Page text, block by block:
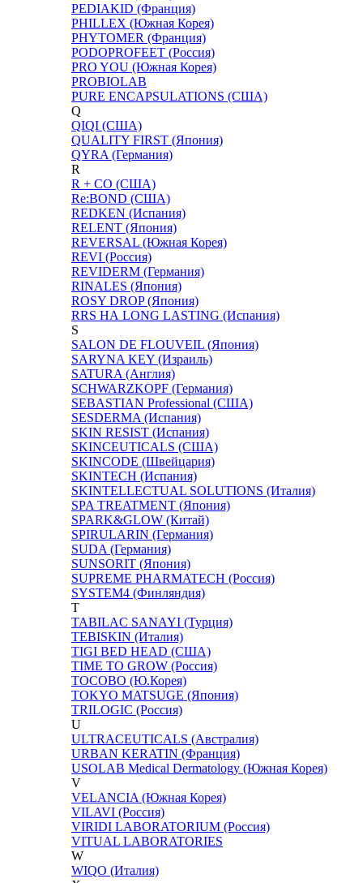
PEDIAKID (Франция)
PHILLEX (Южная Корея)
PHYTOMER (Франция)
PODOPROFEET (Россия)
PRO YOU (Южная Корея)
PROBIOLAB
PURE ENCAPSULATIONS (США)
Q
QIQI (США)
QUALITY FIRST (Япония)
QYRA (Германия)
R
R + CO (США)
Re:BOND (США)
REDKEN (Испания)
RELENT (Япония)
REVERSAL (Южная Корея)
REVI (Россия)
REVIDERM (Германия)
RINALES (Япония)
ROSY DROP (Япония)
RRS НА LONG LASTING (Испания)
S
SALON DE FLOUVEIL (Япония)
SARYNA KEY (Израиль)
SATURA (Англия)
SCHWARZKOPF (Германия)
SEBASTIAN Professional (США)
SESDERMA (Испания)
SKIN RESIST (Испания)
SKINCEUTICALS (США)
SKINCODE (Швейцария)
SKINTECH (Испания)
SKINTELLECTUAL SOLUTIONS (Италия)
SPA TREATMENT (Япония)
SPARK&GLOW (Китай)
SPIRULARIN (Германия)
SUDA (Германия)
SUNSORIT (Япония)
SUPREME PHARMATECH (Россия)
SYSTEM4 (Финляндия)
T
TABILAC SANAYI (Турция)
TEBISKIN (Италия)
TIGI BED HEAD (США)
TIME TO GROW (Россия)
TOCOBO (Ю.Корея)
TOKYO MATSUGE (Япония)
TRILOGIC (Россия)
U
ULTRACEUTICALS (Австралия)
URBAN KERATIN (Франция)
USOLAB Medical Dermatology (Южная Корея)
V
VELANCIA (Южная Корея)
VILAVI (Россия)
VIRIDI LABORATORIUM (Россия)
VITUAL LABORATORIES
W
WIQO (Италия)